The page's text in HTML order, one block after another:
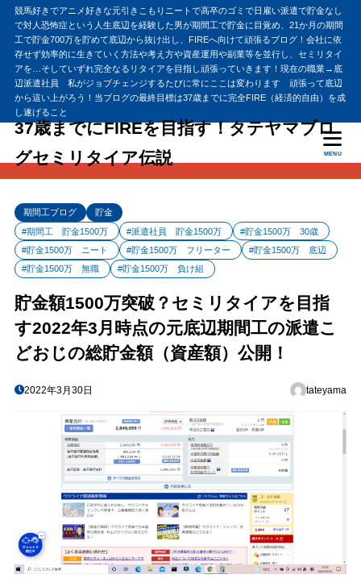
競馬好きでアニメ好きな元引きこもりニートで高卒のゴミで日雇い派遣で貯金なし
で対人恐怖症という人生底辺を経験した男が期間工で貯金に目覚め、21か月の期間
工で貯金700万を貯めて底辺から抜け出し、FIREへ向けて頑張るブログ！会社に依
存せず効率的に生きていく方法や考え方や資産運用や副業等を並行し、セミリタイ
アを…そしていずれ完全なるリタイアを目指し頑張っていきます！現在の職業→底
辺派遣社員 私がジョブチェンジするたびに常にここは変わります 頑張って底辺
から這い上がろう！当ブログの最終目標は37歳までに完全FIRE（経済的自由）を成
し遂げること
37歳までにFIREを目指す！タテヤマブロ
グセミリタイア伝説
MENU
期間工ブログ
貯金
#期間工 貯金1500万
#派遣社員 貯金1500万
#貯金1500万 30歳
#貯金1500万 ニート
#貯金1500万 フリーター
#貯金1500万 底辺
#貯金1500万 無職
#貯金1500万 負け組
貯金額1500万突破？セミリタイアを目指
す2022年3月時点の元底辺期間工の派遣こ
どおじの総貯金額（資産額）公開！
2022年3月30日 tateyama